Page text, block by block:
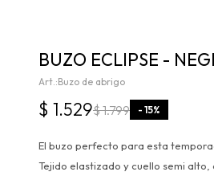
BUZO ECLIPSE -
Buzo de abrigo
$ 1.529$1.799 15
El buzo perfecto para esta
Tejido elastizado y cuello semi